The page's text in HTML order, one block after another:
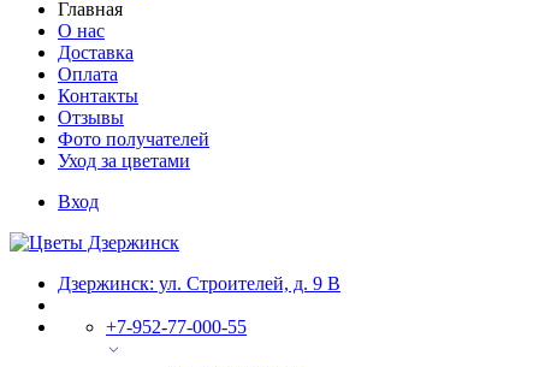
Главная
О нас
Доставка
Оплата
Контакты
Отзывы
Фото получателей
Уход за цветами
Вход
Дзержинск: ул. Строителей, д. 9 В
+7-952-77-000-55